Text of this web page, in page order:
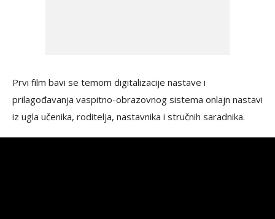
Prvi film bavi se temom digitalizacije nastave i
prilagođavanja vaspitno-obrazovnog sistema onlajn nastavi
iz ugla učenika, roditelja, nastavnika i stručnih saradnika.